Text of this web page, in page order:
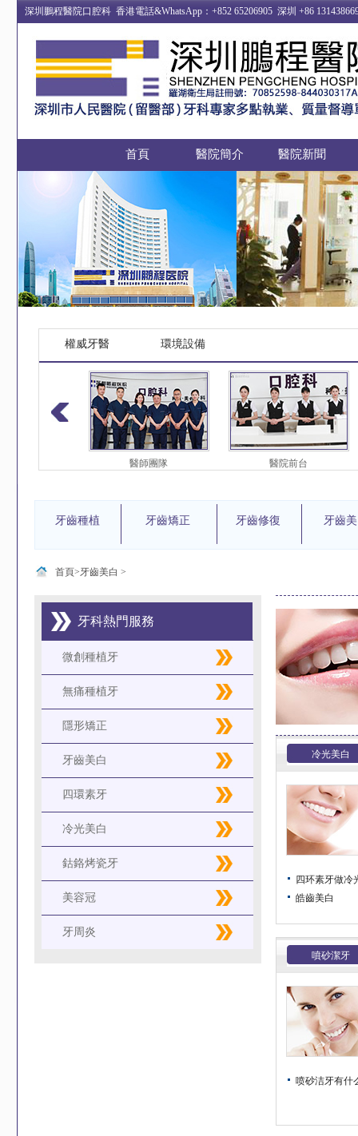
深圳鵬程醫院口腔科 香港電話&WhatsApp：+852 65206905 深圳 +86
首頁 醫院簡介 醫院新聞
權威牙醫 環境設備
醫師團隊 醫院前台
牙齒種植 牙齒矯正 牙齒修復 牙齒
首頁>牙齒美白 >
牙科熱門服務
微創種植牙
無痛種植牙
隱形矯正
牙齒美白
四環素牙
冷光美白
鈷鉻烤瓷牙
美容冠
牙周炎
冷光美白
四环素牙做冷
皓齒美白
噴砂潔牙
喷砂洁牙有什